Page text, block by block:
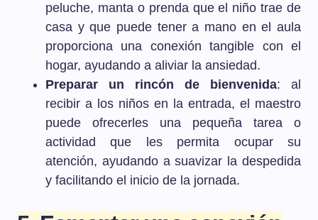
peluche, manta o prenda que el niño trae de
casa y que puede tener a mano en el aula
proporciona una conexión tangible con el
hogar, ayudando a aliviar la ansiedad.
Preparar un rincón de bienvenida: al
recibir a los niños en la entrada, el maestro
puede ofrecerles una pequeña tarea o
actividad que les permita ocupar su
atención, ayudando a suavizar la despedida
y facilitando el inicio de la jornada.